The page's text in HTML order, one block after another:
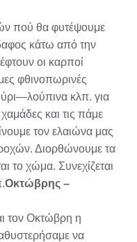
πού θα φυτέψουμε
κάτω από την
οι καρποί
φθινοπωρινές
κλπ. για
και τις πάμε
τον ελαιώνα μας
Διορθώνουμε τα
το χώμα. Συνεχίζεται
Οκτώβρης –
τον Οκτώβρη η
να